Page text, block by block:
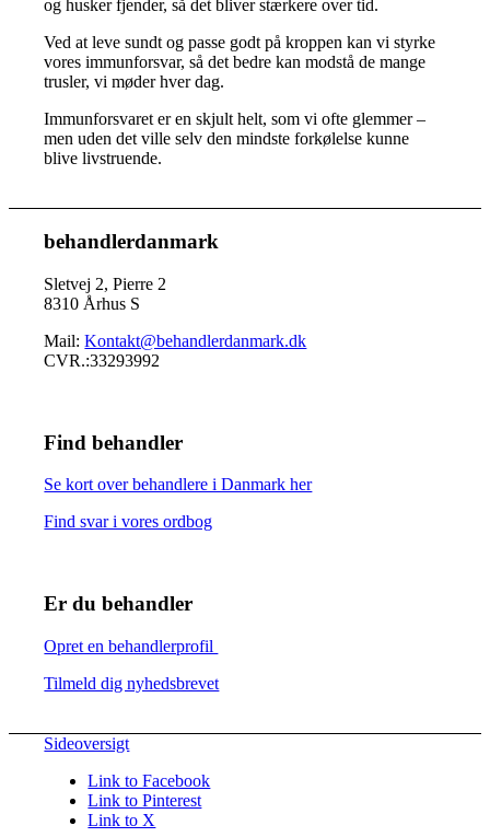
og husker fjender, så det bliver stærkere over tid.
Ved at leve sundt og passe godt på kroppen kan vi styrke
vores immunforsvar, så det bedre kan modstå de mange
trusler, vi møder hver dag.
Immunforsvaret er en skjult helt, som vi ofte glemmer –
men uden det ville selv den mindste forkølelse kunne
blive livstruende.
behandlerdanmark
Sletvej 2, Pierre 2
8310 Århus S
Mail:Kontakt@behandlerdanmark.dk
CVR.:33293992
Find behandler
Se kort over behandlere i Danmark her
Find svar i vores ordbog
Er du behandler
Opret en behandlerprofil
Tilmeld dig nyhedsbrevet
Sideoversigt
Link to Facebook
Link to Pinterest
Link to X